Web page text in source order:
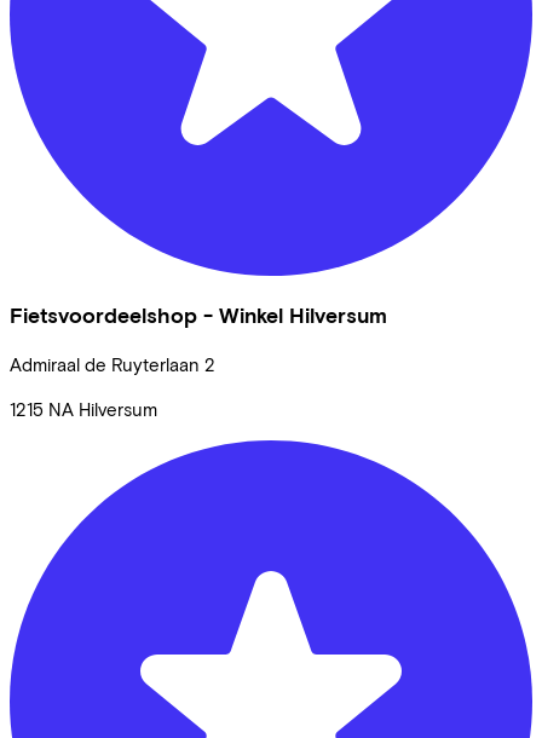
Fietsvoordeelshop - Winkel Hilversum
Admiraal de Ruyterlaan 2
1215 NA Hilversum